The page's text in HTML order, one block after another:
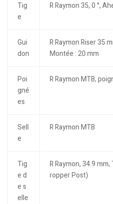
Tig
e
R Raymon 35, 0 °,
Gui
don
R Raymon Riser 35
Montée : 20 mm
Poi
gné
es
R Raymon MTB,
Sell
e
R Raymon MTB
Tig
e d
e s
elle
R Raymon, 34.9
ropper Post)